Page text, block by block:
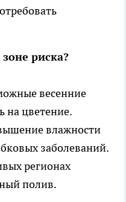
риска?
весенние
на цветение.
влажности
заболеваний.
регионах
полив.